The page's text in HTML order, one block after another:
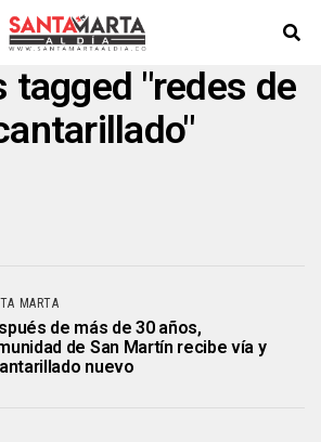
tagged "redes de
MARTA
de más de 30 años,
de San Martín recibe vía y
nuevo